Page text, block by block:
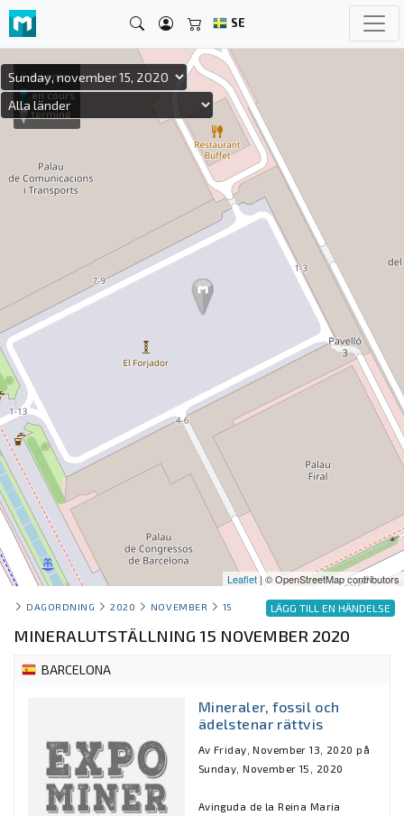
SE
Leaflet | © OpenStreetMap contributors
à venir
en cours
terminé
LÄGG TILL EN HÄNDELSE
DAGORDNING 2020 NOVEMBER 15
MINERALUTSTÄLLNING 15 NOVEMBER 2020
BARCELONA
Mineraler, fossil och
ädelstenar rättvis
Av Friday, November 13, 2020 på
Sunday, November 15, 2020
Avinguda de la Reina Maria